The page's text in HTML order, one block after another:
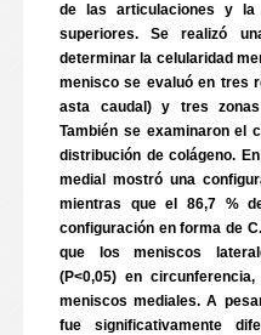
de las articulaciones y la
superiores. Se realizó
determinar la celularidad
menisco se evaluó en tres
asta caudal) y tres
También se examinaron el
distribución de colágeno.
medial mostró una
mientras que el 86,7 %
configuración en forma de
que los meniscos
(P<0,05) en
meniscos mediales. A
fue significativamente